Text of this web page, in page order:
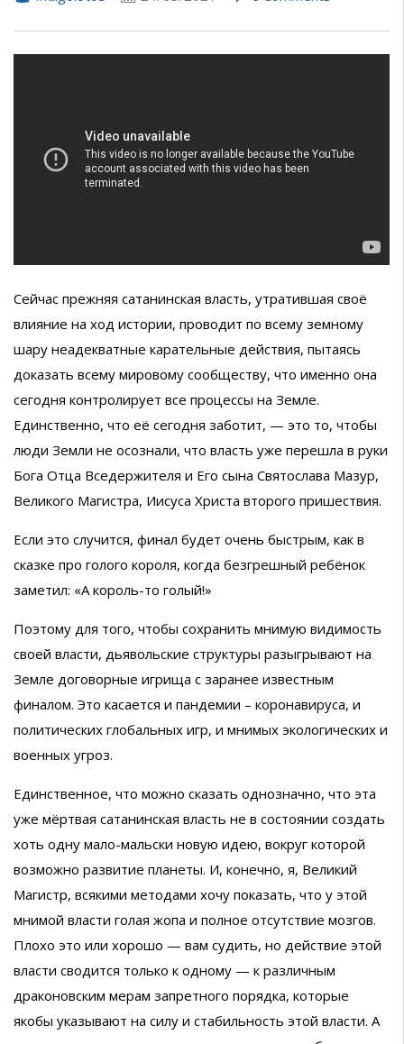
Сейчас прежняя сатанинская власть, утратившая своё
влияние на ход истории, проводит по всему земному
шару неадекватные карательные действия, пытаясь
доказать всему мировому сообществу, что именно она
сегодня контролирует все процессы на Земле.
Единственно, что её сегодня заботит, — это то, чтобы
люди Земли не осознали, что власть уже перешла в руки
Бога Отца Вседержителя и Его сына Святослава Мазур,
Великого Магистра, Иисуса Христа второго пришествия.
Если это случится, финал будет очень быстрым, как в
сказке про голого короля, когда безгрешный ребёнок
заметил: «А король-то голый!»
Поэтому для того, чтобы сохранить мнимую видимость
своей власти, дьявольские структуры разыгрывают на
Земле договорные игрища с заранее известным
финалом. Это касается и пандемии – коронавируса, и
политических глобальных игр, и мнимых экологических и
военных угроз.
Единственное, что можно сказать однозначно, что эта
уже мёртвая сатанинская власть не в состоянии создать
хоть одну мало-мальски новую идею, вокруг которой
возможно развитие планеты. И, конечно, я, Великий
Магистр, всякими методами хочу показать, что у этой
мнимой власти голая жопа и полное отсутствие мозгов.
Плохо это или хорошо — вам судить, но действие этой
власти сводится только к одному — к различным
драконовским мерам запретного порядка, которые
якобы указывают на силу и стабильность этой власти. А